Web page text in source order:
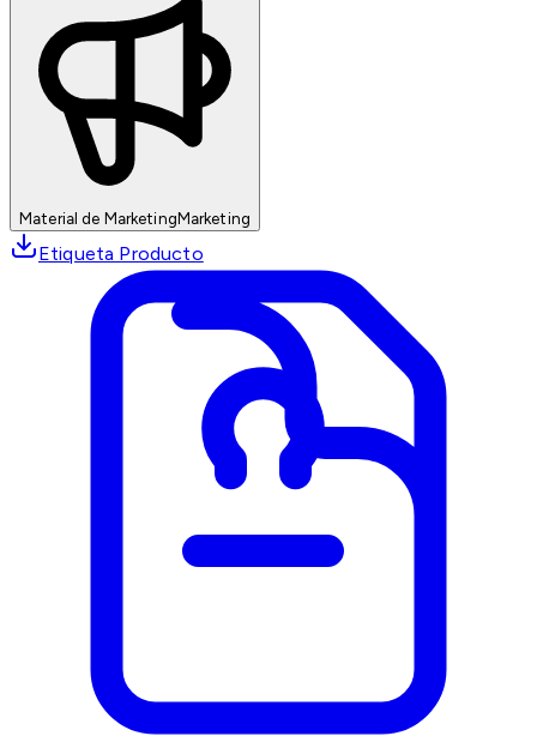
Material de MarketingMarketing
Etiqueta Producto